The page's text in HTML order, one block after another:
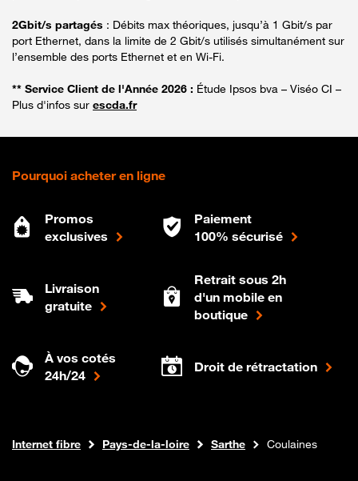
2Gbit/s partagés : Débits max théoriques, jusqu’à 1 Gbit/s par
port Ethernet, dans la limite de 2 Gbit/s utilisés simultanément sur
l’ensemble des ports Ethernet et en Wi-Fi.
** Service Client de l'Année 2026 : Étude Ipsos bva – Viséo CI –
Plus d'infos sur escda.fr
Pourquoi acheter en ligne
Promos
exclusives
Paiement
100% sécurisé
Livraison
gratuite
Retrait sous 2h
d'un mobile en
boutique
À vos cotés
24h/24
Droit de rétractation
Boutique Orange
Internet fibre Pays-de-la-loire Sarthe Coulaines